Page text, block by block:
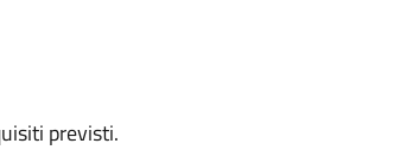
previsti.